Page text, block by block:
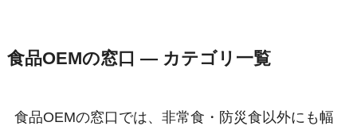
食品OEMの窓口 ― カテゴリ一覧
食品OEMの窓口では、非常食・防災食以外にも幅